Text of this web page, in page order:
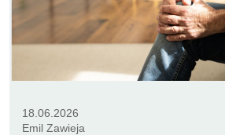
18.06.2026
Emil Zawieja